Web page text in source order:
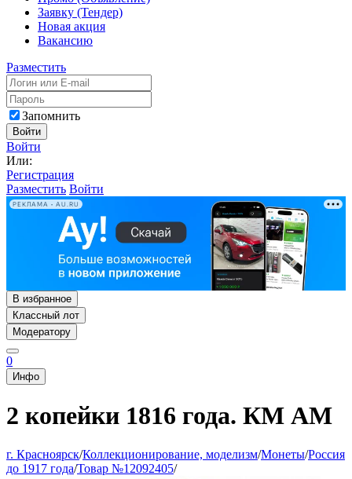
Заявку (Тендер)
Новая акция
Вакансию
Разместить
Запомнить
Войти
Войти
Или:
Регистрация
Разместить Войти
РЕКЛАМА • AU.RU
В избранное
Классный лот
Модератору
0
Инфо
2 копейки 1816 года. КМ АМ
г. Красноярск/Коллекционирование, моделизм/Монеты/Россия
до 1917 года/Товар №12092405/